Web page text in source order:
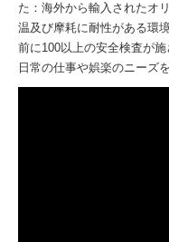
た：海外から輸入されたオ
温及び摩耗に耐性がある環
前に100以上の安全検査が
日常の仕事や娯楽のニーズ